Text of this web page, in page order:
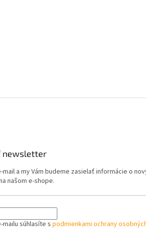
newsletter
a my Vám budeme zasielať informácie o
našom e-shope.
mailu súhlasíte spodmienkami ochrany